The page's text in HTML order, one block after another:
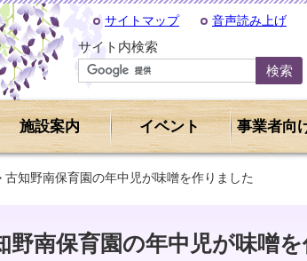
サイトマップ 音声読み上げ
サイト内検索
施設案内 イベント 事業者向
古知野南保育園の年中児が味噌を作りました
野南保育園の年中児が味噌